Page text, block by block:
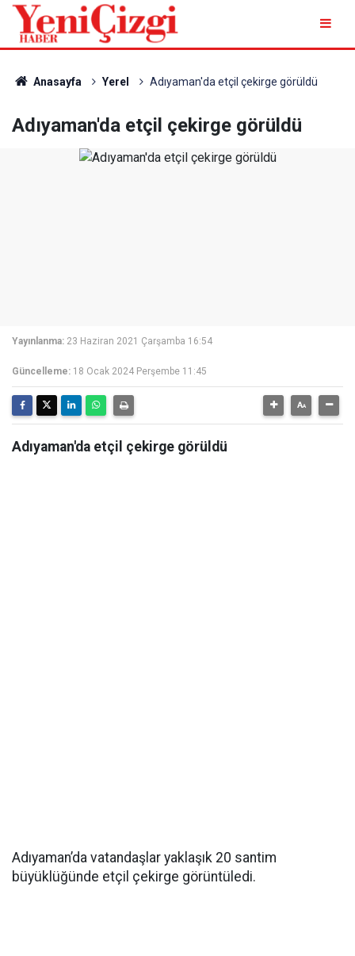
Anasayfa Yerel Adıyaman'da etçil çekirge görüldü
Adıyaman'da etçil çekirge görüldü
Yayınlanma: 23 Haziran 2021 Çarşamba 16:54
Güncelleme: 18 Ocak 2024 Perşembe 11:45
Adıyaman'da etçil çekirge görüldü
Adıyaman’da vatandaşlar yaklaşık 20 santim
büyüklüğünde etçil çekirge görüntüledi.